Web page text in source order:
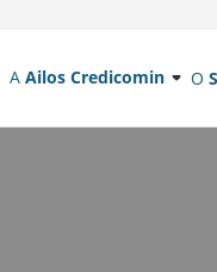
A Ailos Credicomin O